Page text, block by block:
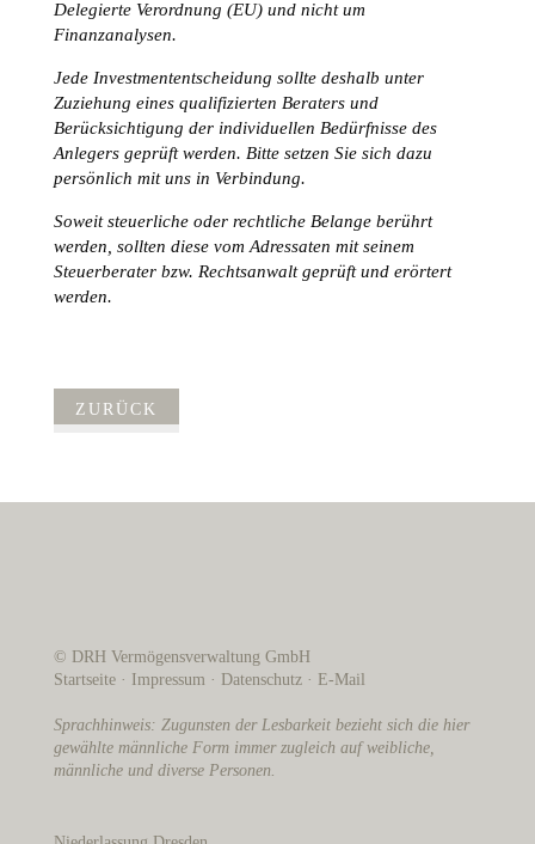
Delegierte Verordnung (EU) und nicht um
Finanzanalysen.
Jede Investmententscheidung sollte deshalb unter
Zuziehung eines qualifizierten Beraters und
Berücksichtigung der individuellen Bedürfnisse des
Anlegers geprüft werden. Bitte setzen Sie sich dazu
persönlich mit uns in Verbindung.
Soweit steuerliche oder rechtliche Belange berührt
werden, sollten diese vom Adressaten mit seinem
Steuerberater bzw. Rechtsanwalt geprüft und erörtert
werden.
ZURÜCK
© DRH Vermögensverwaltung GmbH
Startseite· Impressum · Datenschutz· E-Mail
Sprachhinweis: Zugunsten der Lesbarkeit bezieht sich die hier
gewählte männliche Form immer zugleich auf weibliche,
männliche und diverse Personen.